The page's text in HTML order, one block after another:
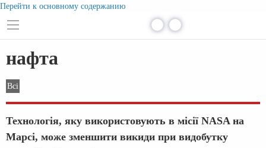
Перейти к основному содержанию
нафта
Всі
Технологія, яку використовують в місії NASA на
Марсі, може зменшити викиди при видобутку